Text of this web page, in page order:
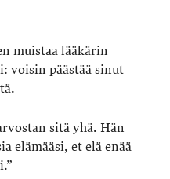
muistaa lääkärin
voisin päästää sinut
sitä yhä. Hän
elämääsi, et elä enää